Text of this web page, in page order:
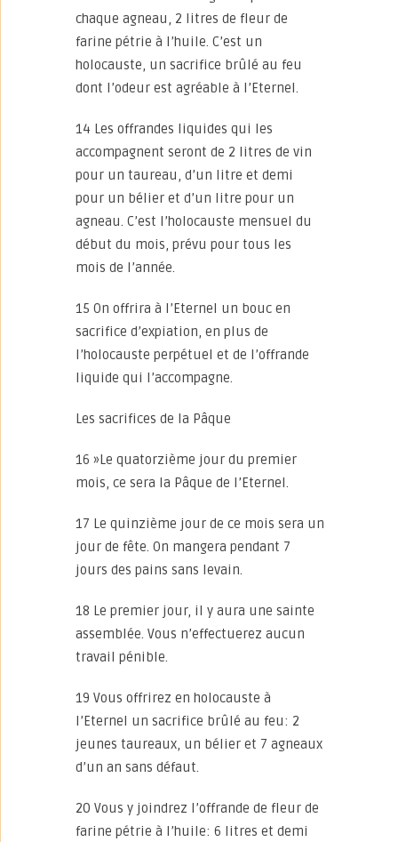
chaque agneau, 2 litres de fleur de
farine pétrie à l’huile. C’est un
holocauste, un sacrifice brûlé au feu
dont l’odeur est agréable à l’Eternel.
14 Les offrandes liquides qui les
accompagnent seront de 2 litres de vin
pour un taureau, d’un litre et demi
pour un bélier et d’un litre pour un
agneau. C’est l’holocauste mensuel du
début du mois, prévu pour tous les
mois de l’année.
15 On offrira à l’Eternel un bouc en
sacrifice d’expiation, en plus de
l’holocauste perpétuel et de l’offrande
liquide qui l’accompagne.
Les sacrifices de la Pâque
16 »Le quatorzième jour du premier
mois, ce sera la Pâque de l’Eternel.
17 Le quinzième jour de ce mois sera un
jour de fête. On mangera pendant 7
jours des pains sans levain.
18 Le premier jour, il y aura une sainte
assemblée. Vous n’effectuerez aucun
travail pénible.
19 Vous offrirez en holocauste à
l’Eternel un sacrifice brûlé au feu: 2
jeunes taureaux, un bélier et 7 agneaux
d’un an sans défaut.
20 Vous y joindrez l’offrande de fleur de
farine pétrie à l’huile: 6 litres et demi